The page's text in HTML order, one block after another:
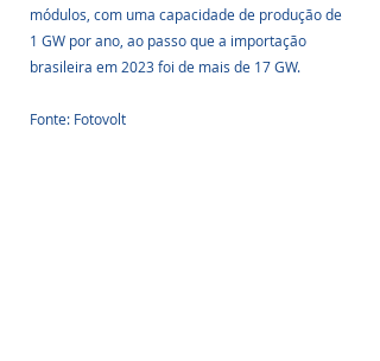
módulos, com uma capacidade de produção de
1 GW por ano, ao passo que a importação
brasileira em 2023 foi de mais de 17 GW.
Fonte: Fotovolt